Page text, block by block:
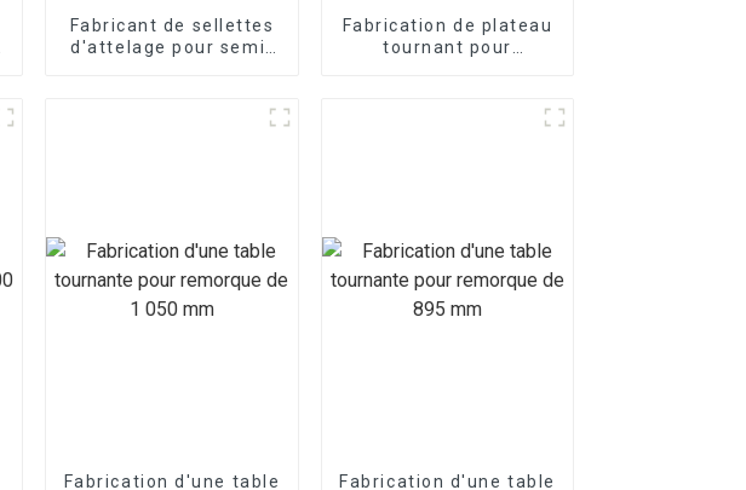
Fabricant de sellettes
d'attelage pour semi-
Fabrication de plateau
tournant pour
Fabrication d'une table
Fabrication d'une table